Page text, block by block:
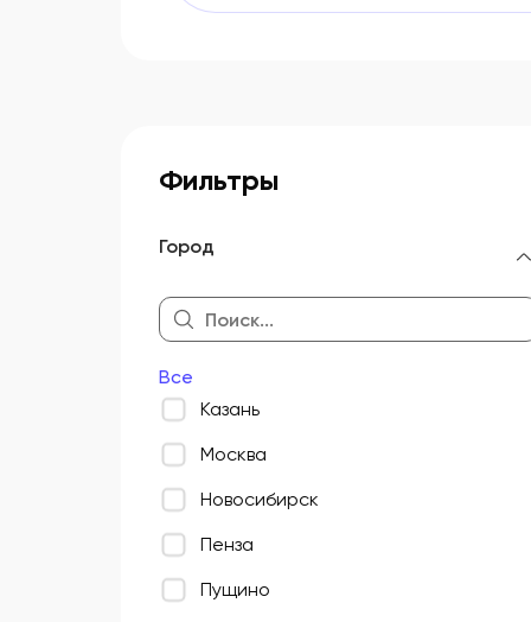
Фильтры
Город
Все
Казань
Москва
Новосибирск
Пенза
Пущино